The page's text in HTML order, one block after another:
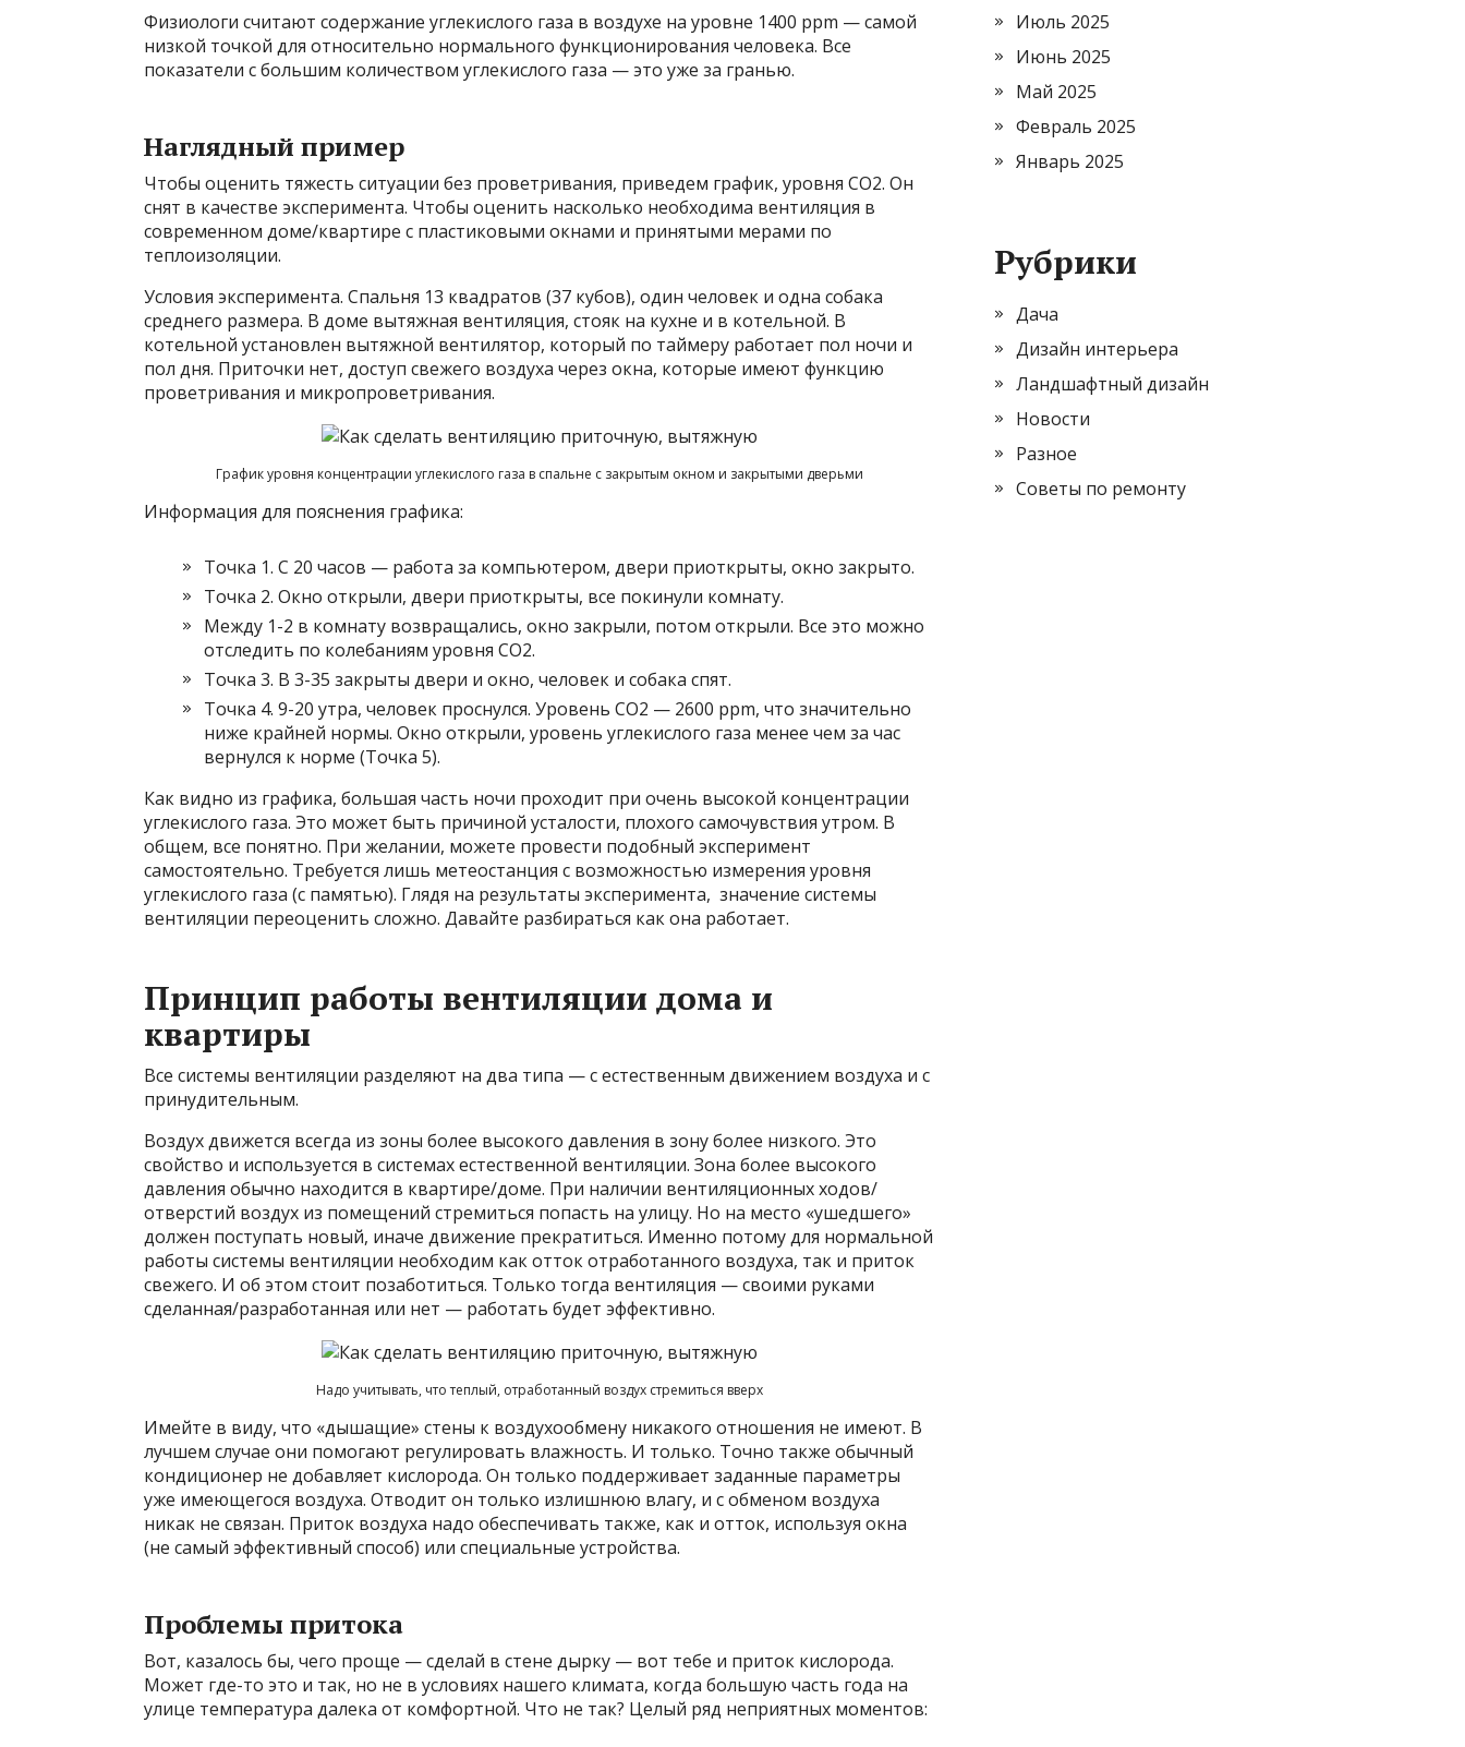
Физиологи считают содержание углекислого газа в воздухе на уровне 1400 ppm — самой
низкой точкой для относительно нормального функционирования человека. Все
показатели с большим количеством углекислого газа — это уже за гранью.
Наглядный пример
Чтобы оценить тяжесть ситуации без проветривания, приведем график, уровня CO2. Он
снят в качестве эксперимента. Чтобы оценить насколько необходима вентиляция в
современном доме/квартире с пластиковыми окнами и принятыми мерами по
теплоизоляции.
Условия эксперимента. Спальня 13 квадратов (37 кубов), один человек и одна собака
среднего размера. В доме вытяжная вентиляция, стояк на кухне и в котельной. В
котельной установлен вытяжной вентилятор, который по таймеру работает пол ночи и
пол дня. Приточки нет, доступ свежего воздуха через окна, которые имеют функцию
проветривания и микропроветривания.
График уровня концентрации углекислого газа в спальне с закрытым окном и закрытыми дверьми
Информация для пояснения графика:
Точка 1. С 20 часов — работа за компьютером, двери приоткрыты, окно закрыто.
Точка 2. Окно открыли, двери приоткрыты, все покинули комнату.
Между 1-2 в комнату возвращались, окно закрыли, потом открыли. Все это можно
отследить по колебаниям уровня CO2.
Точка 3. В 3-35 закрыты двери и окно, человек и собака спят.
Точка 4. 9-20 утра, человек проснулся. Уровень CO2 — 2600 ppm, что значительно
ниже крайней нормы. Окно открыли, уровень углекислого газа менее чем за час
вернулся к норме (Точка 5).
Как видно из графика, большая часть ночи проходит при очень высокой концентрации
углекислого газа. Это может быть причиной усталости, плохого самочувствия утром. В
общем, все понятно. При желании, можете провести подобный эксперимент
самостоятельно. Требуется лишь метеостанция с возможностью измерения уровня
углекислого газа (с памятью). Глядя на результаты эксперимента, значение системы
вентиляции переоценить сложно. Давайте разбираться как она работает.
Принцип работы вентиляции дома и
квартиры
Все системы вентиляции разделяют на два типа — с естественным движением воздуха и с
принудительным.
Воздух движется всегда из зоны более высокого давления в зону более низкого. Это
свойство и используется в системах естественной вентиляции. Зона более высокого
давления обычно находится в квартире/доме. При наличии вентиляционных ходов/
отверстий воздух из помещений стремиться попасть на улицу. Но на место «ушедшего»
должен поступать новый, иначе движение прекратиться. Именно потому для нормальной
работы системы вентиляции необходим как отток отработанного воздуха, так и приток
свежего. И об этом стоит позаботиться. Только тогда вентиляция — своими руками
сделанная/разработанная или нет — работать будет эффективно.
Надо учитывать, что теплый, отработанный воздух стремиться вверх
Имейте в виду, что «дышащие» стены к воздухообмену никакого отношения не имеют. В
лучшем случае они помогают регулировать влажность. И только. Точно также обычный
кондиционер не добавляет кислорода. Он только поддерживает заданные параметры
уже имеющегося воздуха. Отводит он только излишнюю влагу, и с обменом воздуха
никак не связан. Приток воздуха надо обеспечивать также, как и отток, используя окна
(не самый эффективный способ) или специальные устройства.
Проблемы притока
Вот, казалось бы, чего проще — сделай в стене дырку — вот тебе и приток кислорода.
Может где-то это и так, но не в условиях нашего климата, когда большую часть года на
улице температура далека от комфортной. Что не так? Целый ряд неприятных моментов:
Июль 2025
Июнь 2025
Май 2025
Февраль 2025
Январь 2025
Рубрики
Дача
Дизайн интерьера
Ландшафтный дизайн
Новости
Разное
Советы по ремонту